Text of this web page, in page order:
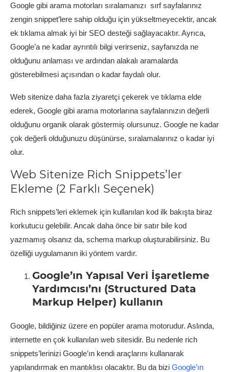
Google gibi arama motorları sıralamanızı sırf sayfalarınız
zengin snippet’lere sahip olduğu için yükseltmeyecektir, ancak
ek tıklama almak iyi bir SEO desteği sağlayacaktır. Ayrıca,
Google’a ne kadar ayrıntılı bilgi verirseniz, sayfanızda ne
olduğunu anlaması ve ardından alakalı aramalarda
gösterebilmesi açısından o kadar faydalı olur.
Web sitenize daha fazla ziyaretçi çekerek ve tıklama elde
ederek, Google gibi arama motorlarına sayfalarınızın değerli
olduğunu organik olarak göstermiş olursunuz. Google ne kadar
çok değerli olduğunuzu düşünürse, sıralamalarınız o kadar iyi
olur.
Web Sitenize Rich Snippets’ler
Ekleme (2 Farklı Seçenek)
Rich snippets’leri eklemek için kullanılan kod ilk bakışta biraz
korkutucu gelebilir. Ancak daha önce bir satır bile kod
yazmamış olsanız da, schema markup oluşturabilirsiniz. Bu
özelliği uygulamanın iki yöntem vardır.
Google’ın Yapısal Veri İşaretleme
Yardımcısı’nı (Structured Data
Markup Helper) kullanın
Google, bildiğiniz üzere en popüler arama motorudur. Aslında,
internette en çok kullanılan web sitesidir. Bu nedenle rich
snippets’lerinizi Google’ın kendi araçlarını kullanarak
yapılandırmak en mantıklısı olacaktır. Bu da bizi Google’ın